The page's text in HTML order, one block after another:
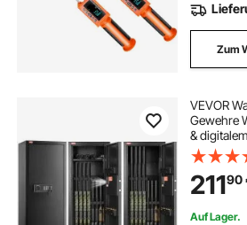
Zum
VEVOR
Gewehre
&
und
erforderlich
21190
Auf Lager.